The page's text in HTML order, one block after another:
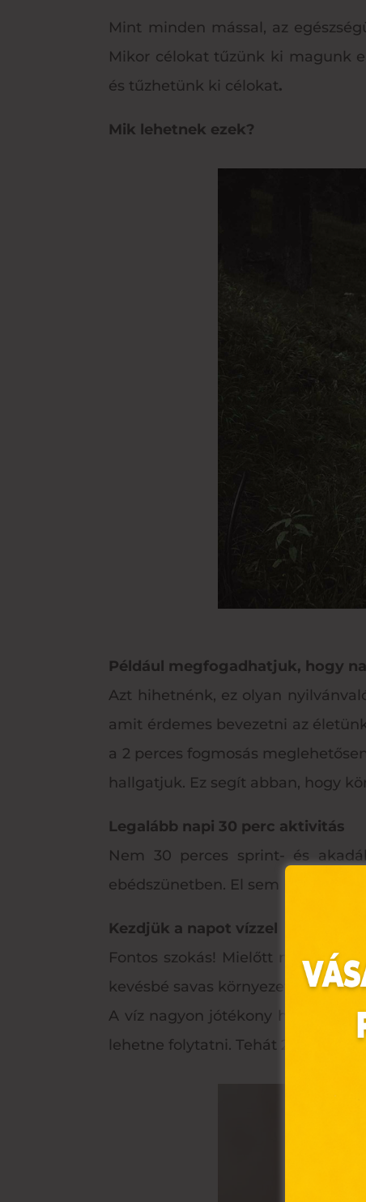
Mint minden mással, az
Mikor célokat tűzünk ki magunk
és tűzhetünk ki célokat.
Mik lehetnek ezek?
Például megfogadhatjuk, hogy
Azt hihetnénk, ez olyan
amit érdemes bevezetni az
a 2 perces fogmosás
hallgatjuk. Ez segít abban, hogy
Legalább napi 30 perc aktivitás
Nem 30 perces sprint- és
ebédszünetben. El sem hinnénk,
Kezdjük a napot vízzel
Fontos szokás! Mielőtt
kevésbé savas környezetet
A víz nagyon jótékony hatással
lehetne folytatni. Tehát 2022-ben